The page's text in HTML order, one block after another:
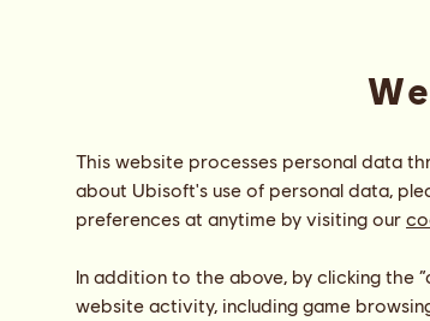
Trofeje
This website processes personal data
about Ubisoft's use of personal data,
preferences at anytime by visiting our
In addition to the above, by clicking the
website activity, including game